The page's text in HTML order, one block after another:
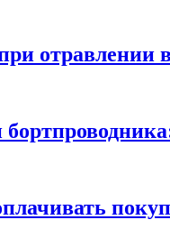
отравлении